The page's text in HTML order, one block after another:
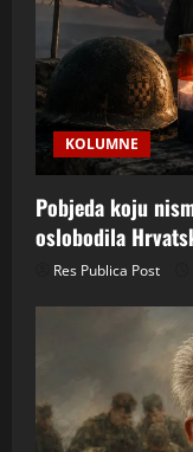
KOLUMNE
Pobjeda koju
oslobodila
Res Publica Post